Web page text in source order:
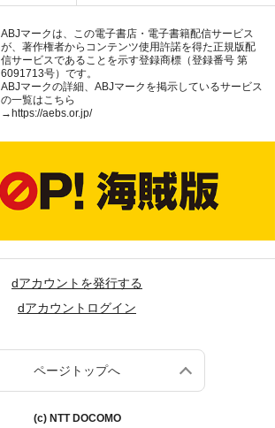
ABJマークは、この電子書店・電子書籍配信サービス
が、著作権者からコンテンツ使用許諾を得た正規版配
信サービスであることを示す登録商標（登録番号 第
6091713号）です。
ABJマークの詳細、ABJマークを掲示しているサービス
の一覧はこちら
→ https://aebs.or.jp/
dアカウントを発行する
dアカウントログイン
ページトップへ
(c) NTT DOCOMO